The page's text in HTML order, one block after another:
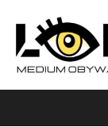
content